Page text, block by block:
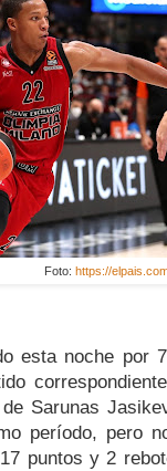
Foto: https://
esta noche por
Sarunas
período, pero
puntos y 2